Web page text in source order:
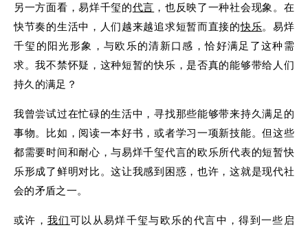
另一方面看，易烊千玺的代言 ，也反映了一种社会现象。在
快节奏的生活中，人们越来越追求短暂而直接的快乐。易烊
千玺的阳光形象，与欧乐的清新口感，恰好满足了这种需
求。我不禁怀疑，这种短暂的快乐，是否真的能够带给人们
持久的满足？
我曾尝试过在忙碌的生活中，寻找那些能够带来持久满足的
事物。比如，阅读一本好书，或者学习一项新技能。但这些
都需要时间和耐心，与易烊千玺代言的欧乐所代表的短暂快
乐形成了鲜明对比。这让我感到困惑，也许，这就是现代社
会的矛盾之一。
或许，我们可以从易烊千玺与欧乐的代言中，得到一些启